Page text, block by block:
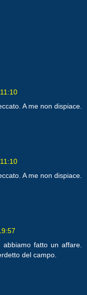
A me non dispiace.
A me non dispiace.
fatto un affare.
del campo.